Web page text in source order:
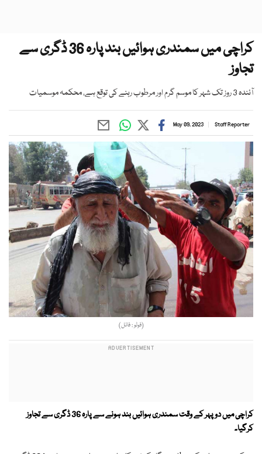
کراچی میں سمندری ہوائیں بند پارہ 36 ڈگری سے
تجاوز
آئندہ 3 روز تک شہر کا موسم گرم اور مرطوب رہنے کی توقع ہے، محکمہ موسمیات
Staff Reporter
May 09, 2023
(فوٹو : فائل)
کراچی میں دوپہر کے وقت سمندری ہوائیں بند ہونے سے پارہ 36 ڈگری سے تجاوز
کرگیا۔